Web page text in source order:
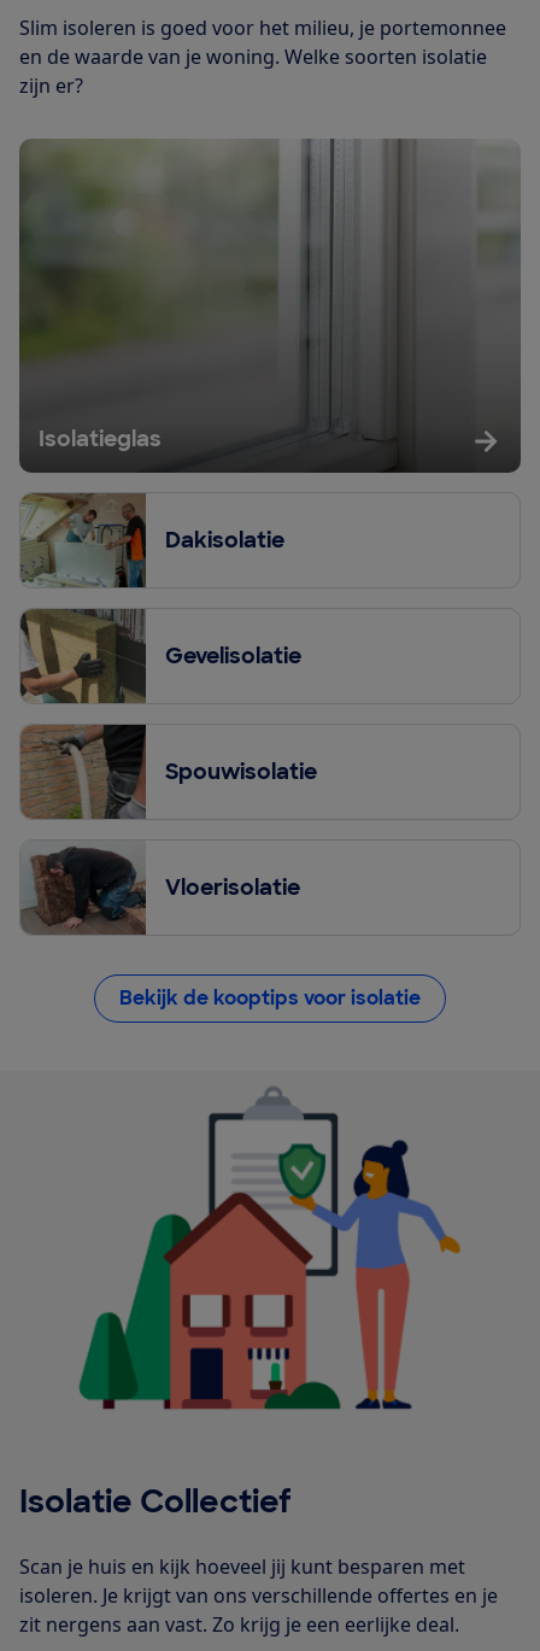
Slim isoleren is goed voor het milieu, je portemonnee
en de waarde van je woning. Welke soorten isolatie
zijn er?
Isolatieglas
Dakisolatie
Gevelisolatie
Spouwisolatie
Vloerisolatie
Bekijk de kooptips voor isolatie
Isolatie Collectief
Scan je huis en kijk hoeveel jij kunt besparen met
isoleren. Je krijgt van ons verschillende offertes en je
zit nergens aan vast. Zo krijg je een eerlijke deal.